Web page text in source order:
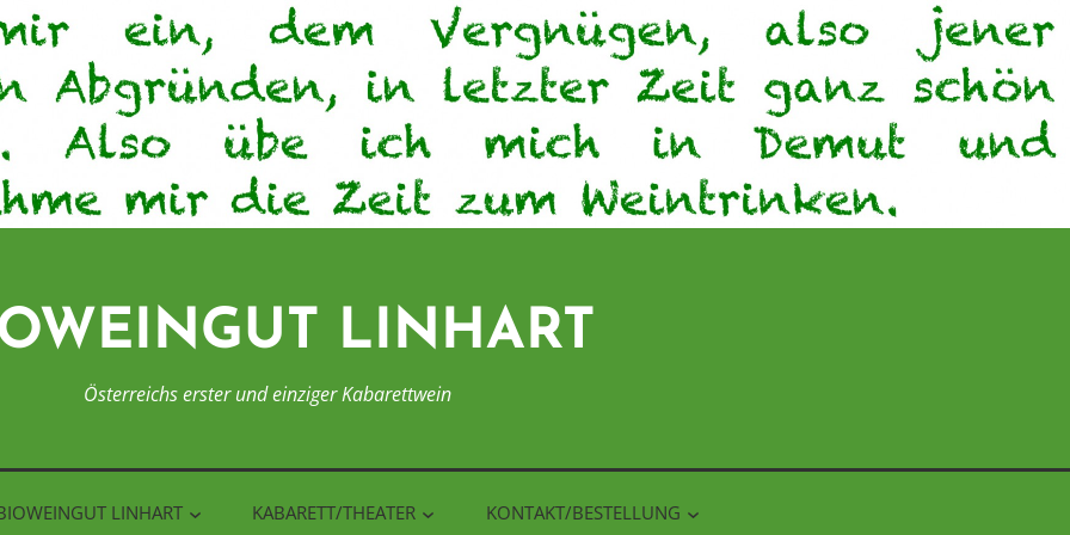
LINHART
Österreichs erster und einziger Kabarettwein
LINHART KABARETT/THEATER KONTAKT/BESTELLUNG